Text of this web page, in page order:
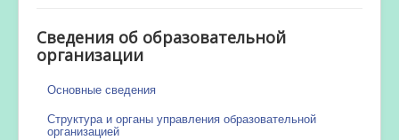
Новости
Сведения об образовательной
организации
Основные сведения
Структура и органы управления образовательной
организацией